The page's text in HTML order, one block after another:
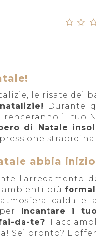
le risate dei
Durante
renderanno il tuo
di Natale
abbia inizio
l'arredamento
ambienti più
calda
incantare i
da-te?
Sei pronto?